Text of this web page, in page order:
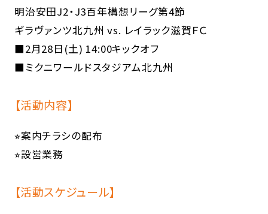
明治安田J2・J3百年構想リーグ第4節
ギラヴァンツ北九州 vs. レイラック滋賀ＦＣ
■2月28日(土) 14:00キックオフ
■ミクニワールドスタジアム北九州
【活動内容】
⭐︎案内チラシの配布
⭐︎設営業務
【活動スケジュール】